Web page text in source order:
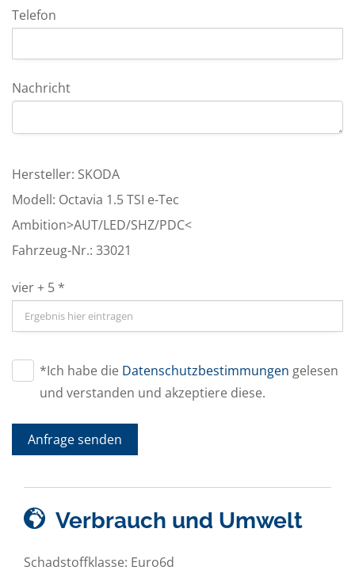
Telefon
Nachricht
Hersteller: SKODA
Modell: Octavia 1.5 TSI e-Tec
Ambition>AUT/LED/SHZ/PDC<
Fahrzeug-Nr.: 33021
vier + 5 *
*Ich habe die Datenschutzbestimmungen gelesen
und verstanden und akzeptiere diese.
Anfrage senden
Verbrauch und Umwelt
Schadstoffklasse: Euro6d